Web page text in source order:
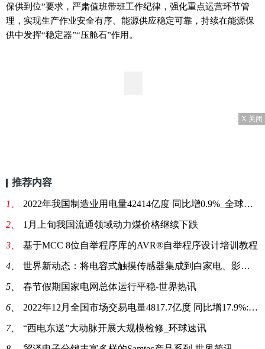
保供到位”要求，严肃值班带班工作纪律，强化重点运营环节管
理，实现生产作业安全有序、能源供应稳定可靠，持续在能源保
供中发挥“稳定器”“压舱石”作用。
X 关闭
推荐内容
1、 2022年我国制造业用电量42414亿度 同比增0.9%_全球热点评
2、 1月上旬我国流通领域动力煤价格继续下跌
3、 基于MCC 8位自举程序库的AVR®自举程序设计培训教程
4、 世界新动态：将电容式触摸传感器集成到白家电、影音设备等用中
5、 春节假期国家电网总体运行平稳-世界热讯
6、 2022年12月全国市场交易电量4817.7亿度 同比增17.9%:当前关注
7、 “西电东送”大动脉开展大规模检修_环球速讯